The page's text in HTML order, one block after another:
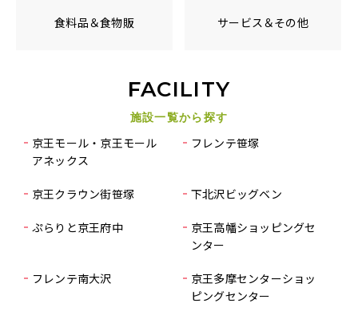
食料品＆食物販 サービス＆その他
FACILITY
施設一覧から探す
京王モール・京王モール
アネックス
フレンテ笹塚
京王クラウン街笹塚 下北沢ビッグベン
ぷらりと京王府中
京王高幡ショッピングセ
ンター
フレンテ南大沢
京王多摩センターショッ
ピングセンター